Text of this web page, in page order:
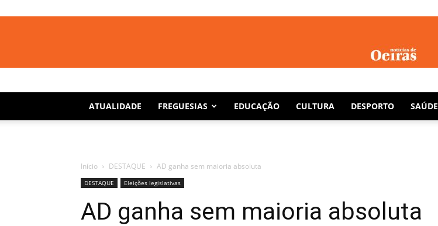
Notícias
ATUALIDADE FREGUESIAS EDUCAÇÃO CULTURA DESPORTO SAÚDE
Início DESTAQUE AD ganha sem maioria absoluta
DESTAQUE Eleições legislativas
AD ganha sem maioria absoluta